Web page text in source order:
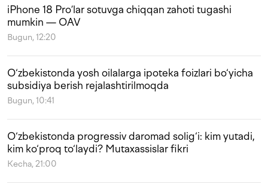
iPhone 18 Pro’lar sotuvga chiqqan zahoti tugashi
mumkin — OAV
Bugun, 12:20
O‘zbekistonda yosh oilalarga ipoteka foizlari bo‘yicha
subsidiya berish rejalashtirilmoqda
Bugun, 10:41
O‘zbekistonda progressiv daromad solig‘i: kim yutadi,
kim ko‘proq to‘laydi? Mutaxassislar fikri
Kecha, 21:00